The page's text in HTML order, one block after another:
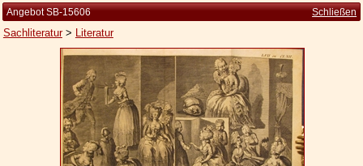
Kleine Kulturgeschichte
Die Brockhaus Auflagen
Angebot SB-15606 Schließen
Sachliteratur> Literatur